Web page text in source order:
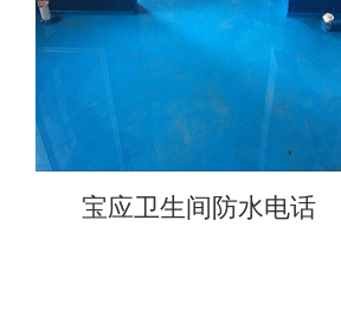
宝应卫生间防水电话